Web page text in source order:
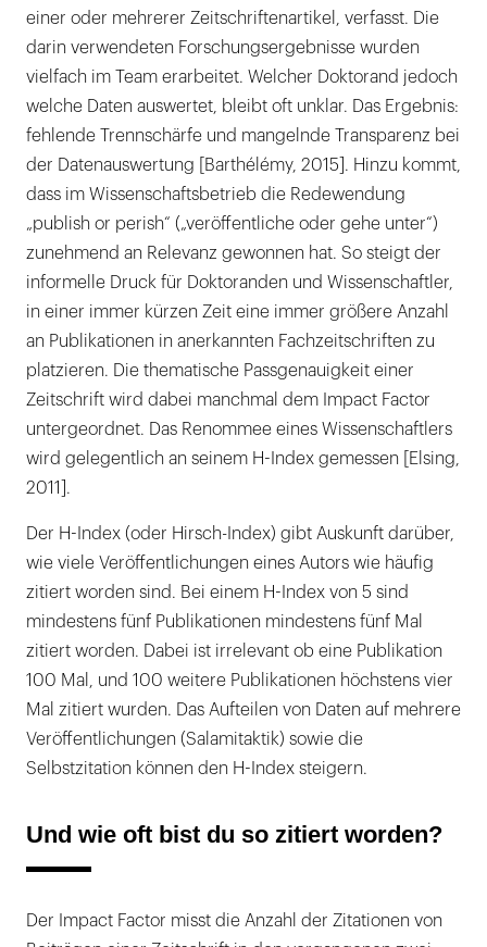
einer oder mehrerer Zeitschriftenartikel, verfasst. Die
darin verwendeten Forschungsergebnisse wurden
vielfach im Team erarbeitet. Welcher Doktorand jedoch
welche Daten auswertet, bleibt oft unklar. Das Ergebnis:
fehlende Trennschärfe und mangelnde Transparenz bei
der Datenauswertung [Barthélémy, 2015]. Hinzu kommt,
dass im Wissenschaftsbetrieb die Redewendung
„publish or perish“ („veröffentliche oder gehe unter“)
zunehmend an Relevanz gewonnen hat. So steigt der
informelle Druck für Doktoranden und Wissenschaftler,
in einer immer kürzen Zeit eine immer größere Anzahl
an Publikationen in anerkannten Fachzeitschriften zu
platzieren. Die thematische Passgenauigkeit einer
Zeitschrift wird dabei manchmal dem Impact Factor
untergeordnet. Das Renommee eines Wissenschaftlers
wird gelegentlich an seinem H-Index gemessen [Elsing,
2011].
Der H-Index (oder Hirsch-Index) gibt Auskunft darüber,
wie viele Veröffentlichungen eines Autors wie häufig
zitiert worden sind. Bei einem H-Index von 5 sind
mindestens fünf Publikationen mindestens fünf Mal
zitiert worden. Dabei ist irrelevant ob eine Publikation
100 Mal, und 100 weitere Publikationen höchstens vier
Mal zitiert wurden. Das Aufteilen von Daten auf mehrere
Veröffentlichungen (Salamitaktik) sowie die
Selbstzitation können den H-Index steigern.
Und wie oft bist du so zitiert worden?
Der Impact Factor misst die Anzahl der Zitationen von